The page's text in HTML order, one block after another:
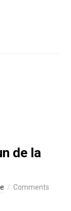
de la
Comments